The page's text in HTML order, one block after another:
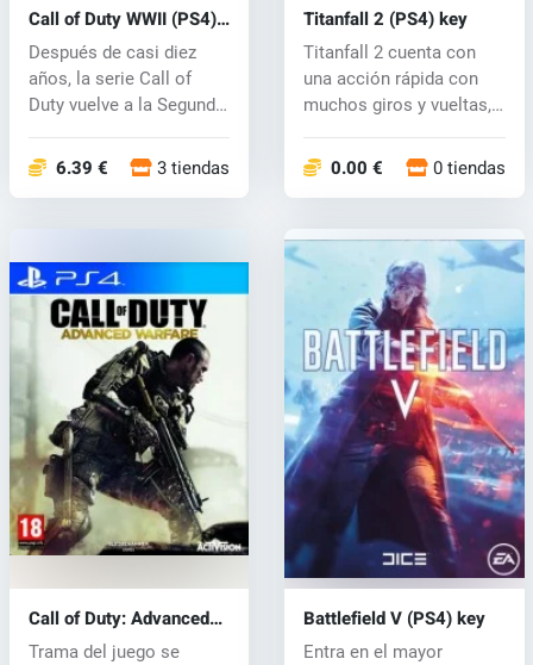
Call of Duty WWII (PS4)
key
Después de casi diez
años, la serie Call of
Duty vuelve a la Segunda
6.39 € 3 tiendas
Titanfall 2 (PS4) key
Titanfall 2 cuenta con
una acción rápida con
muchos giros y vueltas,
0.00 € 0 tiendas
Call of Duty: Advanced
Warfare (PS4) key
Trama del juego se
Battlefield V (PS4) key
Entra en el mayor